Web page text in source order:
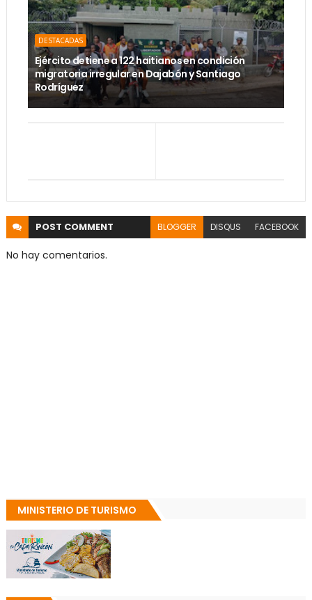
DESTACADAS
Ejército detiene a 122 haitianos en condición
migratoria irregular en Dajabón y Santiago
Rodríguez
POST COMMENT BLOGGER DISQUS FACEBOOK
No hay comentarios.
MINISTERIO DE TURISMO